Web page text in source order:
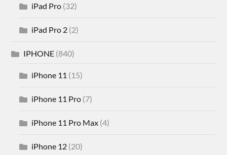
iPad Pro (32)
iPad Pro 2 (2)
IPHONE (840)
iPhone 11 (15)
iPhone 11 Pro (7)
iPhone 11 Pro Max (4)
iPhone 12 (20)